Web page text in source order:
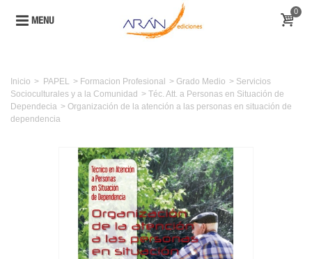
MENU
0
Inicio > PAPEL > Formacion Profesional > Grado Medio > Servicios
Socioculturales y a la Comunidad > Téc. Att. a Personas en Situación de
Dependecia > Organización de la atención a las personas en situación de
dependencia